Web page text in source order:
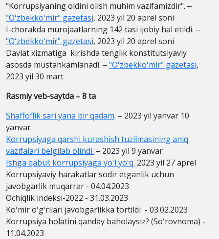
"Korrupsiyaning oldini olish muhim vazifamizdir". ‒
"Oʻzbekkoʻmir" gazetasi, 2023 yil 20 aprel soni
I-chorakda murojaatlarning 142 tasi ijobiy hal etildi. ‒
"Oʻzbekkoʻmir" gazetasi, 2023 yil 20 aprel soni
Davlat xizmatiga kirishda tenglik konstitutsiyaviy
asosda mustahkamlanadi. ‒"Oʻzbekkoʻmir" gazetasi,
2023 yil 30 mart
Rasmiy veb-saytda ‒ 8 ta
Shaffoflik sari yana bir qadam. ‒ 2023 yil yanvar 10
yanvar
Korrupsiyaga qarshi kurashish tuzilmasining aniq
vazifalari belgilab olindi. ‒ 2023 yil 9 yanvar
Ishga qabul: korrupsiyaga yoʻl yoʻq. 2023 yil 27 aprel
Korrupsiyaviy harakatlar sodir etganlik uchun
javobgarlik muqarrar - 04.04.2023
Ochiqlik indeksi-2022 - 31.03.2023
Koʻmir oʻgʻrilari javobgarlikka tortildi - 03.02.2023
Korrupsiya holatini qanday baholaysiz? (Soʻrovnoma) -
11.04.2023